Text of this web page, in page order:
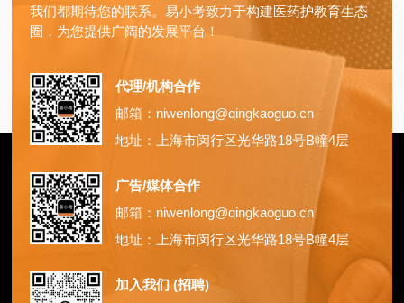
我们都期待您的联系。易小考致力于构建医药护教育生态
圈，为您提供广阔的发展平台！
代理/机构合作
邮箱：niwenlong@qingkaoguo.cn
地址：上海市闵行区光华路18号B幢4层
广告/媒体合作
邮箱：niwenlong@qingkaoguo.cn
地址：上海市闵行区光华路18号B幢4层
加入我们 (招聘)